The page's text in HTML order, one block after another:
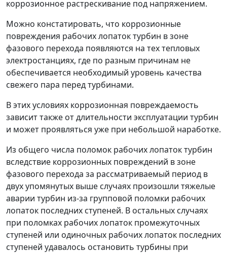
коррозионное растрескивание под напряжением.
Можно констатировать, что коррозионные
повреждения рабочих лопаток турбин в зоне
фазового перехода появляются на тех тепловых
электростанциях, где по разным причинам не
обеспечивается необходимый уровень качества
свежего пара перед турбинами.
В этих условиях коррозионная повреждаемость
зависит также от длительности эксплуатации турбин
и может проявляться уже при небольшой наработке.
Из общего числа поломок рабочих лопаток турбин
вследствие коррозионных повреждений в зоне
фазового перехода за рассматриваемый период в
двух упомянутых выше случаях произошли тяжелые
аварии турбин из-за групповой поломки рабочих
лопаток последних ступеней. В остальных случаях
при поломках рабочих лопаток промежуточных
ступеней или одиночных рабочих лопаток последних
ступеней удавалось остановить турбины при